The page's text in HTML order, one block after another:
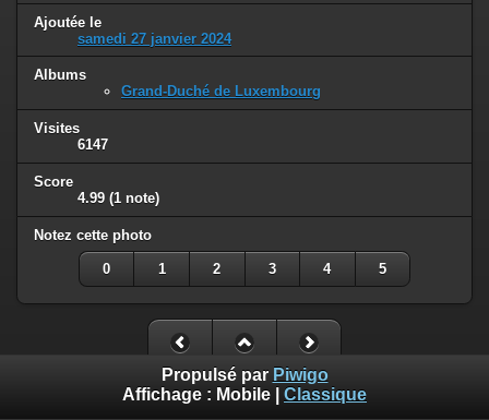
Ajoutée le
samedi 27 janvier 2024
Albums
Grand-Duché de Luxembourg
Visites
6147
Score
4.99 (1 note)
Notez cette photo
0 1 2 3 4 5
Propulsé par Piwigo
Affichage : Mobile Classique